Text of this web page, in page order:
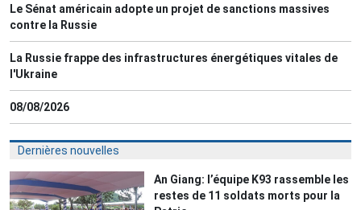
Le Sénat américain adopte un projet de sanctions massives
contre la Russie
La Russie frappe des infrastructures énergétiques vitales de
l'Ukraine
08/08/2026
Dernières nouvelles
An Giang: l’équipe K93 rassemble les
restes de 11 soldats morts pour la